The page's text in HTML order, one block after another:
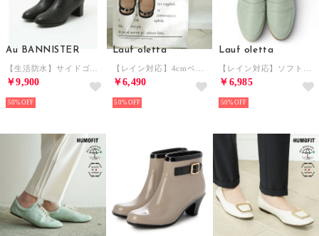
Au BANNISTER
￥9,900
50%
Lauf oletta
￥6,490
50%
Lauf oletta
￥6,985
50%